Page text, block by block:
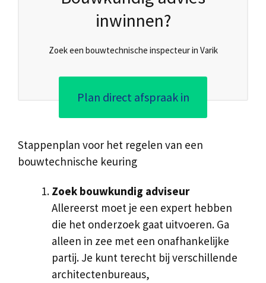
inwinnen?
Zoek een bouwtechnische inspecteur in Varik
Plan direct afspraak in
Stappenplan voor het regelen van een
bouwtechnische keuring
Zoek bouwkundig adviseur
Allereerst moet je een expert hebben
die het onderzoek gaat uitvoeren. Ga
alleen in zee met een onafhankelijke
partij. Je kunt terecht bij verschillende
architectenbureaus,